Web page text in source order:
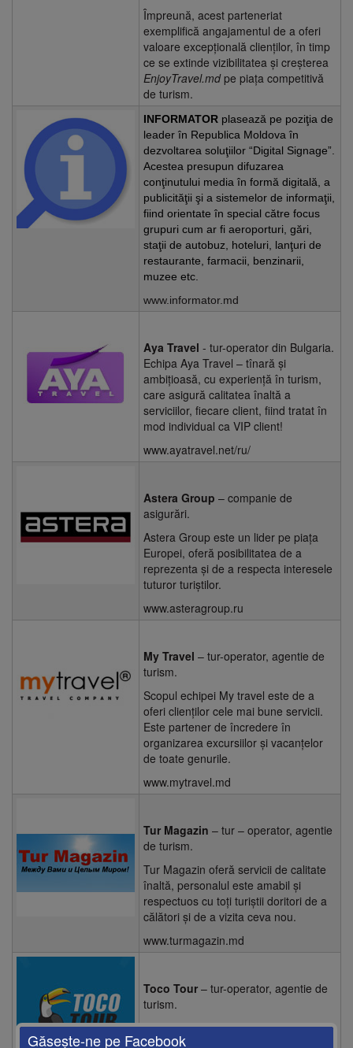
Împreună, acest parteneriat
exemplifică angajamentul de a oferi
valoare excepțională clienților, în timp
ce se extinde vizibilitatea și creșterea
EnjoyTravel.mdpe piața competitivă
de turism.
INFORMATOR plasează pe poziţia de
leader în Republica Moldova în
dezvoltarea soluţiilor “Digital Signage”.
Acestea presupun difuzarea
conţinutului media în formă digitală, a
publicităţii şi a sistemelor de informaţii,
fiind orientate în special către focus
grupuri cum ar fi aeroporturi, gări,
staţii de autobuz, hoteluri, lanţuri de
restaurante, farmacii, benzinarii,
muzee etc.
www.informator.md
Aya Travel - tur-operator din Bulgaria.
Echipa Aya Travel – tînară și
ambițioasă, cu experiență în turism,
care asigură calitatea înaltă a
serviciilor, fiecare client, fiind tratat în
mod individual ca VIP client!
www.ayatravel.net/ru/
Astera Group – companie de
asigurări.
Astera Group este un lider pe piața
Europei, oferă posibilitatea de a
reprezenta și de a respecta interesele
tuturor turiștilor.
www.asteragroup.ru
My Travel – tur-operator, agentie de
turism.
Scopul echipei My travel este de a
oferi clienților cele mai bune servicii.
Este partener de încredere în
organizarea excursiilor și vacanțelor
de toate genurile.
www.mytravel.md
Tur Magazin – tur – operator, agentie
de turism.
Tur Magazin oferă servicii de calitate
înaltă, personalul este amabil și
respectuos cu toți turiștii doritori de a
călători și de a vizita ceva nou.
www.turmagazin.md
Toco Tour – tur-operator, agentie de
turism.
Principala prioritate pentru companie
este clientul. Scopul acesteia este de
Găseşte-ne pe Facebook